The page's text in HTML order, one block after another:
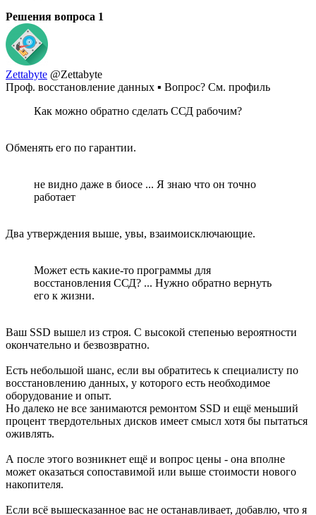
Решения вопроса 1
Zettabyte @Zettabyte
Проф. восстановление данных ▪ Вопрос? См. профиль
Как можно обратно сделать ССД рабочим?
Обменять его по гарантии.
не видно даже в биосе ... Я знаю что он точно
работает
Два утверждения выше, увы, взаимоисключающие.
Может есть какие-то программы для
восстановления ССД? ... Нужно обратно вернуть
его к жизни.
Ваш SSD вышел из строя. С высокой степенью вероятности
окончательно и безвозвратно.
Есть небольшой шанс, если вы обратитесь к специалисту по
восстановлению данных, у которого есть необходимое
оборудование и опыт.
Но далеко не все занимаются ремонтом SSD и ещё меньший
процент твердотельных дисков имеет смысл хотя бы пытаться
оживлять.
А после этого возникнет ещё и вопрос цены - она вполне
может оказаться сопоставимой или выше стоимости нового
накопителя.
Если всё вышесказанное вас не останавливает, добавлю, что я